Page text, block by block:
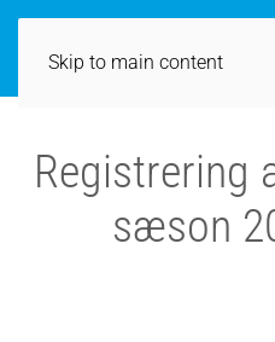
Skip to main content
Registrering
sæson